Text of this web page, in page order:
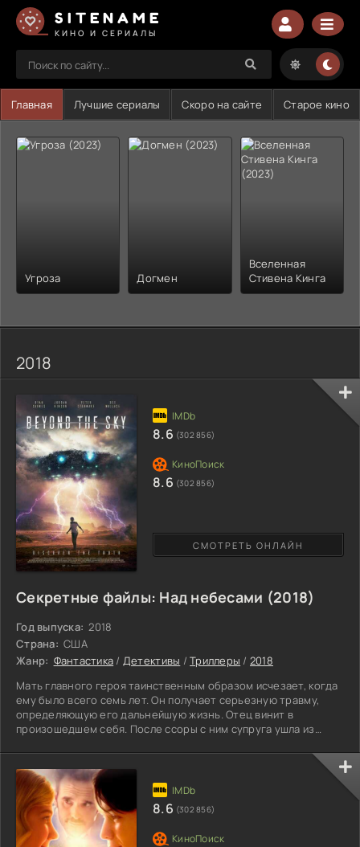
SITENAME
КИНО И СЕРИАЛЫ
Главная Лучшие сериалы Скоро на сайте Старое кино
Угроза Догмен
Вселенная
Стивена Кинга
2018
Секретные файлы: Над небесами (2018)
Год выпуска: 2018
Страна: США
Жанр: Фантастика / Детективы /Триллеры / 2018
Мать главного героя таинственным образом исчезает, когда
ему было всего семь лет. Он получает серьезную травму,
определяющую его дальнейшую жизнь. Отец винит в
произошедшем себя. После ссоры с ним супруга ушла из
считать, что ее похитители инопланетяне. Подобную версию
полиция посчитала безумной. Дело было закрыто, а истина
по-прежнему не найдена. Повзрослевший Крис посвящает
практически все время изучению случаев встреч людей с
СМОТРЕТЬ ОНЛАЙН
8.6 (302 856)
8.6 (302 856)
8.6 (302 856)